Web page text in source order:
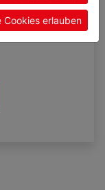
Cookies erlauben